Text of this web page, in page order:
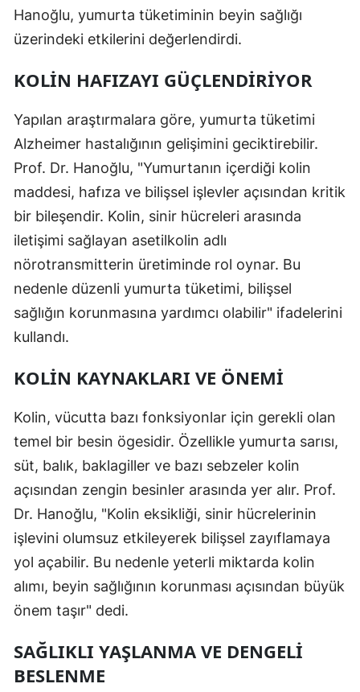
Giresun
Hakkari
Hatay
Isparta
Mersin
İstanbul
Kars
Kastamonu
Kırklareli
Kırşehir
Kocaeli
Kütahya
Malatya
Mardin
Hanoğlu, yumurta tüketiminin beyin sağlığı
üzerindeki etkilerini değerlendirdi.
KOLIN HAFIZAYI GÜÇLENDIRIYOR
Yapılan araştırmalara göre, yumurta tüketimi
Alzheimer hastalığının gelişimini geciktirebilir.
Prof. Dr. Hanoğlu, "Yumurtanın içerdiği kolin
maddesi, hafıza ve bilişsel işlevler açısından kritik
bir bileşendir. Kolin, sinir hücreleri arasında
iletişimi sağlayan asetilkolin adlı
nörotransmitterin üretiminde rol oynar. Bu
nedenle düzenli yumurta tüketimi, bilişsel
sağlığın korunmasına yardımcı olabilir" ifadelerini
kullandı.
KOLIN KAYNAKLARI VE ÖNEMI
Kolin, vücutta bazı fonksiyonlar için gerekli olan
temel bir besin ögesidir. Özellikle yumurta sarısı,
süt, balık, baklagiller ve bazı sebzeler kolin
açısından zengin besinler arasında yer alır. Prof.
Dr. Hanoğlu, "Kolin eksikliği, sinir hücrelerinin
işlevini olumsuz etkileyerek bilişsel zayıflamaya
yol açabilir. Bu nedenle yeterli miktarda kolin
alımı, beyin sağlığının korunması açısından büyük
önem taşır" dedi.
SAĞLIKLI YAŞLANMA VE DENGELI
BESLENME